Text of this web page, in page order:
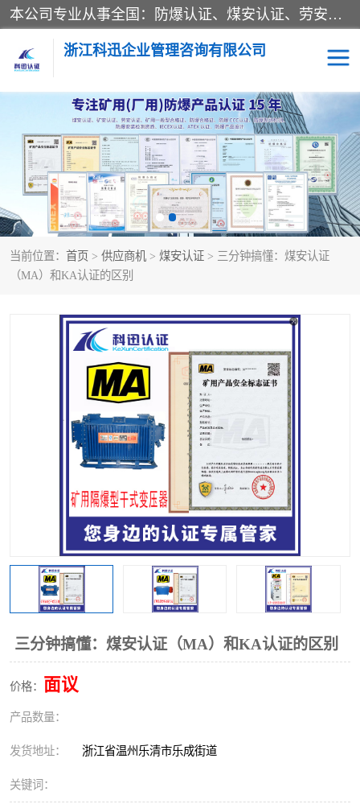
本公司专业从事全国：防爆认证、煤安认证、劳安认证、体系认证、产品认证、ATEX认证、IECEX认证、消防产品认证、生产认可证、验厂指导、认证技术支持、企业管理策划等一站式咨询服务。 用我们的智慧、经验、真诚与勤恳，分享成长的喜悦！ 全国24小时咨询热线：* 认证咨询：张老师（全国*）
浙江科迅企业管理咨询有限公司
当前位置： 首页 > 供应商机 > 煤安认证 > 三分钟搞懂：煤安认证
（MA）和KA认证的区别
三分钟搞懂：煤安认证（MA）和KA认证的区别
价格： 面议
产品数量：
发货地址： 浙江省温州乐清市乐成街道
关键词：
煤安认证 防爆CCC认证
防爆合格证 矿安认证
劳安认证